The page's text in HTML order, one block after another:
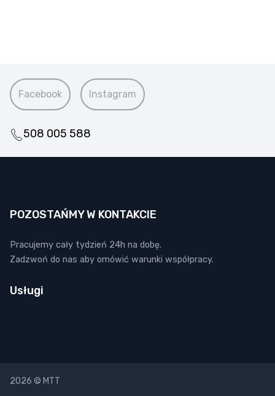
Facebook Instagram
508 005 588
POZOSTAŃMY W KONTAKCIE
Pracujemy cały tydzień 24h na dobę.
Zadzwoń do nas aby omówić warunki współpracy.
Usługi
2026 © MTT